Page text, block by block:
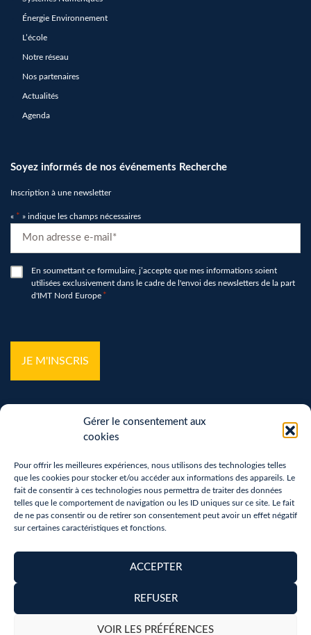
Gérer le consentement aux
cookies
Pour offrir les meilleures expériences, nous utilisons des technologies telles
que les cookies pour stocker et/ou accéder aux informations des appareils. Le
fait de consentir à ces technologies nous permettra de traiter des données
telles que le comportement de navigation ou les ID uniques sur ce site. Le fait
de ne pas consentir ou de retirer son consentement peut avoir un effet négatif
sur certaines caractéristiques et fonctions.
ACCEPTER
REFUSER
VOIR LES PRÉFÉRENCES
Énergie Environnement
L’école
Notre réseau
Nos partenaires
Actualités
Agenda
Soyez informés de nos événements Recherche
Inscription à une newsletter
« * » indique les champs nécessaires
*
RGPDEn soumettant ce formulaire, j’accepte que mes informations soient
utilisées exclusivement dans le cadre de l'envoi des newsletters de la part
d'IMT Nord Europe *
Copyright 2026 - Réalisation :
Mentions légales
Politique de confidentialité
Vos droits sur vos données personnelles
Politique de cookies (UE)